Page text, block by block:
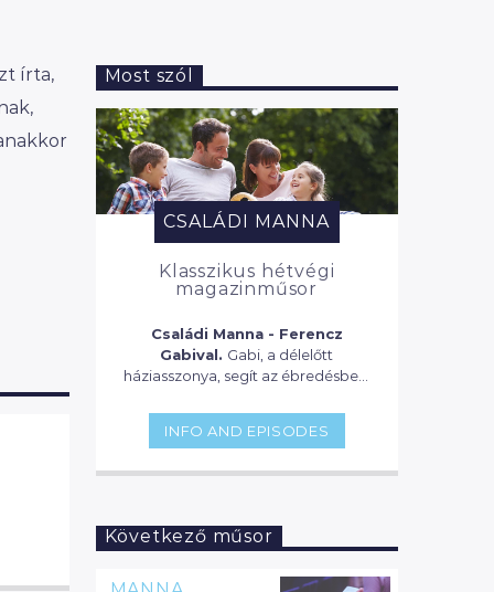
írta,
Most szól
CSALÁDI MANNA
Klasszikus hétvégi
magazinműsor
Családi Manna - Ferencz
Gabival. Gabi, a délelőtt
háziasszonya, segít az ébredésben,
legérdekesebb információkkal,
összedob egy fincsi reggelit, vagy
hogy mit nem szabad kihagyni a
Aztán ha már a gyerekek is fent
vannak, keres nekünk valami
mivel kössük le az örökmozgó
INFO AND EPISODES
Következő műsor